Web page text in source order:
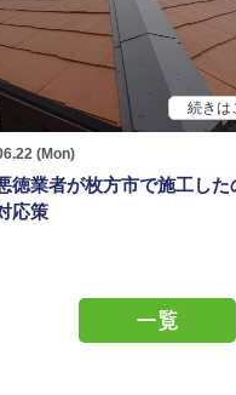
続きは
(Mon)
徳業者が枚方市で施工した
応策
一覧